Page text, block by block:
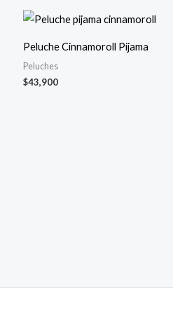
Peluche Cinnamoroll Pijama
Peluches
$43,900